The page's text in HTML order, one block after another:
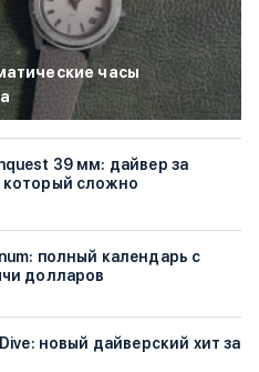
часы
39 мм: дайвер за
который сложно
полный календарь с
долларов
новый дайверский хит за